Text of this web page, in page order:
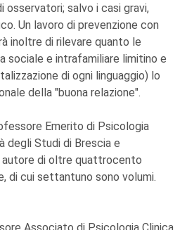
osservatori; salvo i casi gravi,
Un lavoro di prevenzione con
inoltre di rilevare quanto le
sociale e intrafamiliare limitino e
di ogni linguaggio) lo
della "buona relazione".
Emerito di Psicologia
degli Studi di Brescia e
autore di oltre quattrocento
di cui settantuno sono volumi.